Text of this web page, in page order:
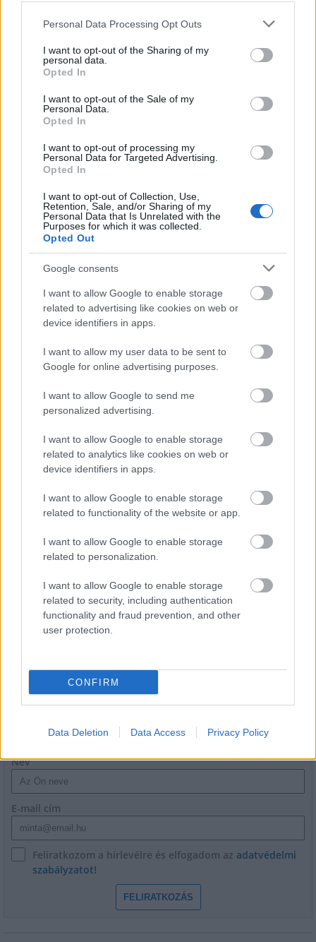
Please note that this website/app uses one or more Google
not limited to your visit or usage behaviour. You may click to
grant or deny consent to Google and its third-party tags to
use your data for below specified purposes in below Google
consent section.
Personal Data Processing Opt Outs
I want to opt-out of the Sharing of my
personal data.
Opted In
I want to opt-out of the Sale of my
Personal Data.
Opted In
I want to opt-out of processing my
Personal Data for Targeted Advertising.
Opted In
I want to opt-out of Collection, Use,
Retention, Sale, and/or Sharing of my
Personal Data that Is Unrelated with the
Purposes for which it was collected.
Opted Out
Google consents
I want to allow Google to enable storage
related to advertising like cookies on web or
device identifiers in apps.
I want to allow my user data to be sent to
Google for online advertising purposes.
I want to allow Google to send me
personalized advertising.
I want to allow Google to enable storage
related to analytics like cookies on web or
device identifiers in apps.
I want to allow Google to enable storage
related to functionality of the website or app.
I want to allow Google to enable storage
related to personalization.
I want to allow Google to enable storage
related to security, including authentication
functionality and fraud prevention, and other
user protection.
CONFIRM
Data Deletion Data Access Privacy Policy
Siófok adott otthont a Syngenta országos szőlész-
borász találkozónak
Kiváló évjárat volt a tavalyi a magyar boroknál, hangsúlyozták
többen is a XVII. Országos Syngenta Borversenyen
tapasztalataira hivatkozva a cég által szervezett országos
Számos dolog van, amit ősszel ki kell próbálni a
Itt van az ősz, és ezt már nemcsak a naptárra nézve tudjuk, de a
saját bőrünkön is érezzük. Ez viszont messze nem azt jelenti,
hogy el kell felejtenünk a Balatont a következő nyárig, sőt....
2017.03.12
az ország összes bortermelő térségéből benevezett 459 nedű
közül a legjobbnak választott tizenháromból hetet készítettek a
történelmi borvidék borászai.
1
Név
E-mail cím
Feliratkozom a hírlevélre és elfogadom az adatvédelmi
szabályzatot!
FELIRATKOZÁS